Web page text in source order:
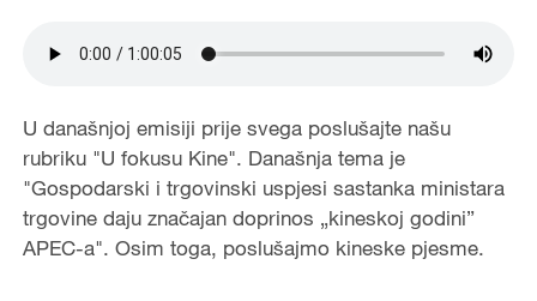
U današnjoj emisiji prije svega poslušajte našu
rubriku "U fokusu Kine". Današnja tema je
"Gospodarski i trgovinski uspjesi sastanka ministara
trgovine daju značajan doprinos „kineskoj godini”
APEC-a". Osim toga, poslušajmo kineske pjesme.